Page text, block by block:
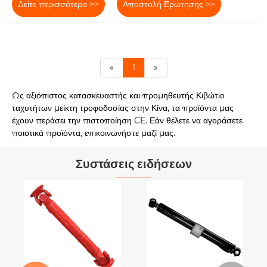
Δείτε περισσότερα >> Αποστολή Ερώτησης >>
« 1 »
Ως αξιόπιστος κατασκευαστής και προμηθευτής Κιβώτιο
ταχυτήτων μείκτη τροφοδοσίας στην Κίνα, τα προϊόντα μας
έχουν περάσει την πιστοποίηση CE. Εάν θέλετε να αγοράσετε
ποιοτικά προϊόντα, επικοινωνήστε μαζί μας.
Συστάσεις ειδήσεων